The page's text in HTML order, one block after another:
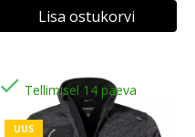
Lisa ostukorvi
 Tellimisel 14 päeva
UUS